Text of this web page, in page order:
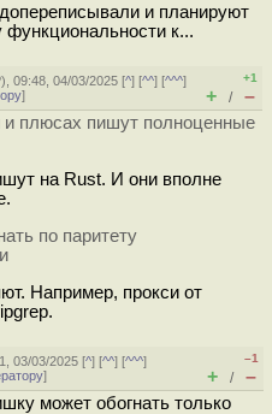
и планируют
функциональности к...
), 09:48, 04/03/2025 [^] [^^] [^^^]
]
+1
+ / –
и плюсах пишут полноценные
на Rust. И они вполне
по паритету
Например, прокси от
03/03/2025 [^] [^^] [^^^]
]
–1
+ / –
может обогнать только